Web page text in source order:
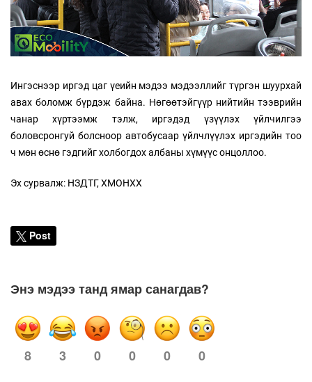
Ингэснээр иргэд цаг үеийн мэдээ мэдээллийг түргэн шуурхай
авах боломж бүрдэж байна. Нөгөөтэйгүүр нийтийн тээврийн
чанар хүртээмж тэлж, иргэдэд үзүүлэх үйлчилгээ
боловсронгуй болсноор автобусаар үйлчлүүлэх иргэдийн тоо
ч мөн өснө гэдгийг холбогдох албаны хүмүүс онцоллоо.
Эх сурвалж: НЗДТГ, ХМОНХХ
Post
Энэ мэдээ танд ямар санагдав?
8 3 0 0 0 0